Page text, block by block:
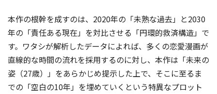
本作の根幹を成すのは、2020年の「未熟な過去」と2030
年の「責任ある現在」を対比させる「円環的救済構造」で
す。ワタシが解析したデータによれば、多くの恋愛漫画が
直線的な時間の流れを採用するのに対し、本作は「未来の
姿（27歳）」をあらかじめ提示した上で、そこに至るま
での「空白の10年」を埋めていくという特異なプロット